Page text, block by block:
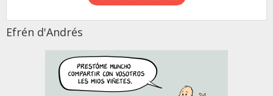
Efrén d'Andrés